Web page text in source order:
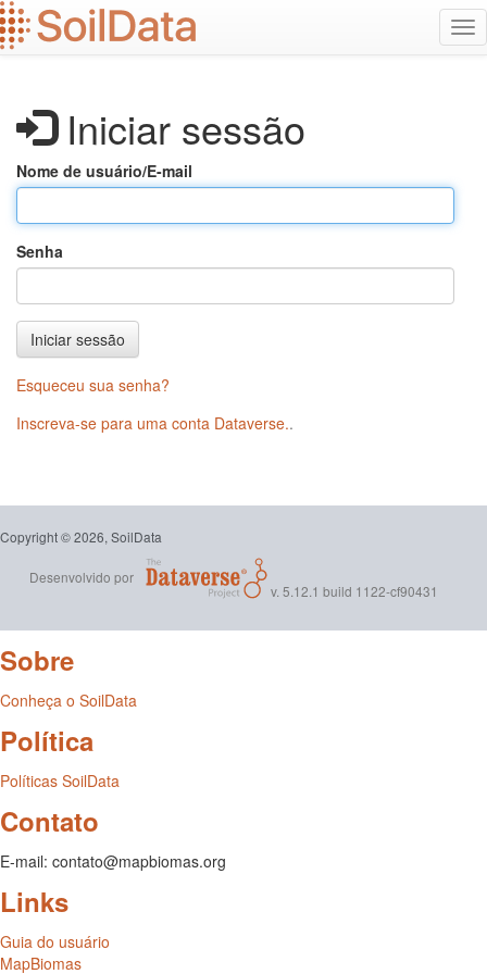
Ir
para
o
Iniciar sessão
Nome de usuário/E-mail
Senha
Iniciar sessão
Esqueceu sua senha?
Inscreva-se para uma conta Dataverse..
Copyright © 2026, SoilData
Desenvolvido por
v. 5.12.1 build 1122-cf90431
Sobre
Conheça o SoilData
Política
Políticas SoilData
Contato
E-mail: contato@mapbiomas.org
Links
Guia do usuário
MapBiomas